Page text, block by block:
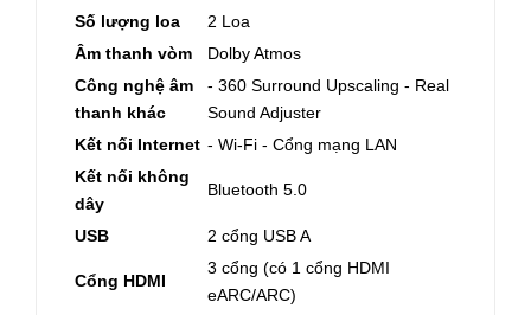
Số lượng loa
2 Loa
Âm thanh vòm
Dolby Atmos
Công nghệ âm
thanh khác
- 360 Surround Upscaling - Real
Sound Adjuster
Kết nối Internet - Wi-Fi - Cổng mạng LAN
Kết nối không
dây
Bluetooth 5.0
USB 2 cổng USB A
Cổng HDMI
3 cổng (có 1 cổng HDMI
eARC/ARC)